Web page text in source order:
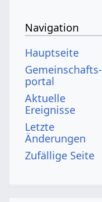
Navigation
Hauptseite
Gemeinschafts­
portal
Aktuelle
Ereignisse
Letzte
Änderungen
Zufällige Seite